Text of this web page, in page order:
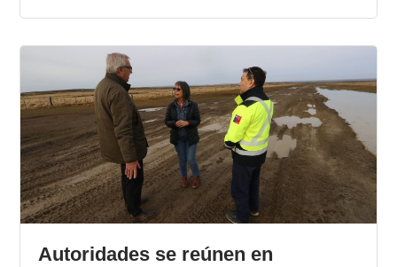
Autoridades se reúnen en